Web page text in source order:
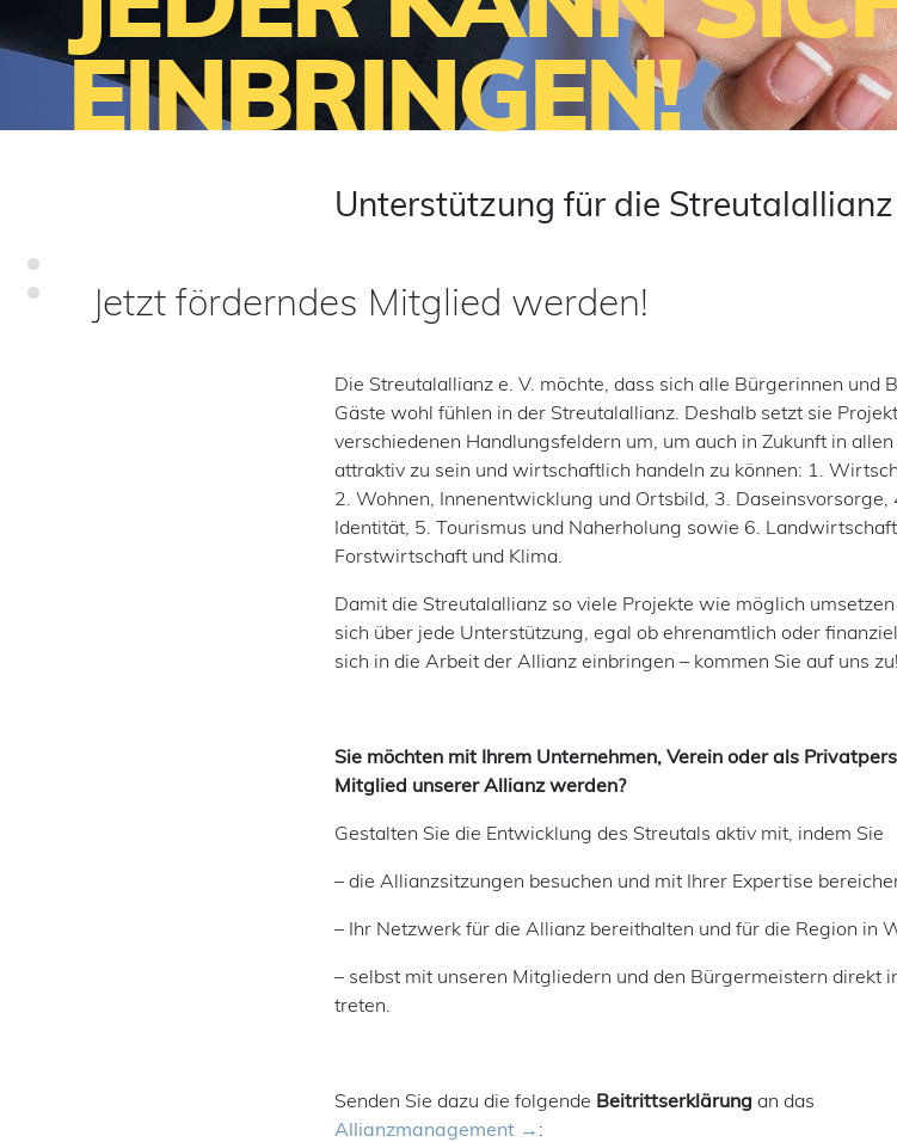
EINBRINGEN!
Unterstützung für die Streutalallianz
Jetzt förderndes Mitglied werden!
Die Streutalallianz e. V. möchte, dass sich alle Bürgerinnen und
Gäste wohl fühlen in der Streutalallianz. Deshalb setzt sie
verschiedenen Handlungsfeldern um, um auch in Zukunft in
attraktiv zu sein und wirtschaftlich handeln zu können: 1.
2. Wohnen, Innenentwicklung und Ortsbild, 3. Daseinsvorsorge,
Identität, 5. Tourismus und Naherholung sowie 6.
Forstwirtschaft und Klima.
Damit die Streutalallianz so viele Projekte wie möglich
sich über jede Unterstützung, egal ob ehrenamtlich oder
sich in die Arbeit der Allianz einbringen – kommen Sie auf uns zu!
Sie möchten mit Ihrem Unternehmen, Verein oder als
Mitglied unserer Allianz werden?
Gestalten Sie die Entwicklung des Streutals aktiv mit, indem Sie
– die Allianzsitzungen besuchen und mit Ihrer Expertise
– Ihr Netzwerk für die Allianz bereithalten und für die Region in
– selbst mit unseren Mitgliedern und den Bürgermeistern direkt
treten.
Senden Sie dazu die folgende Beitrittserklärung an das
Allianzmanagement
: